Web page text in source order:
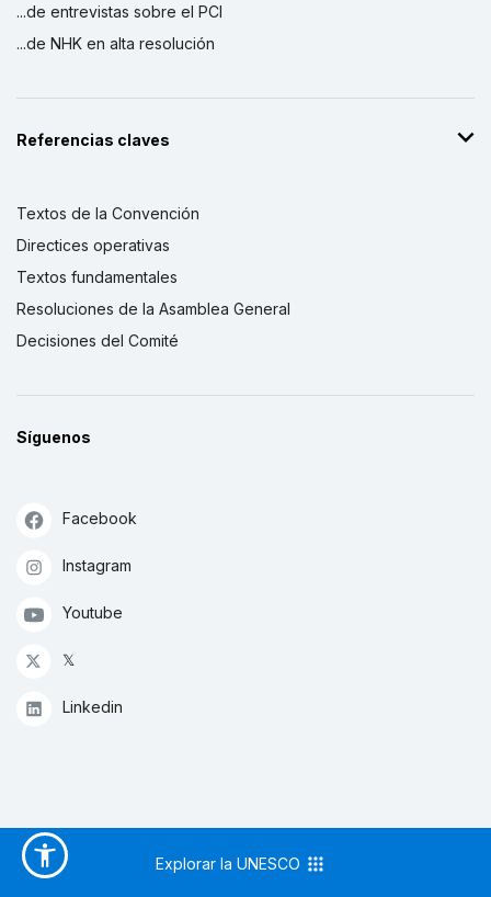
...de entrevistas sobre el PCI
...de NHK en alta resolución
Referencias claves
Textos de la Convención
Directices operativas
Textos fundamentales
Resoluciones de la Asamblea General
Decisiones del Comité
Síguenos
Facebook
Instagram
Youtube
𝕏
Linkedin
Explorar la UNESCO